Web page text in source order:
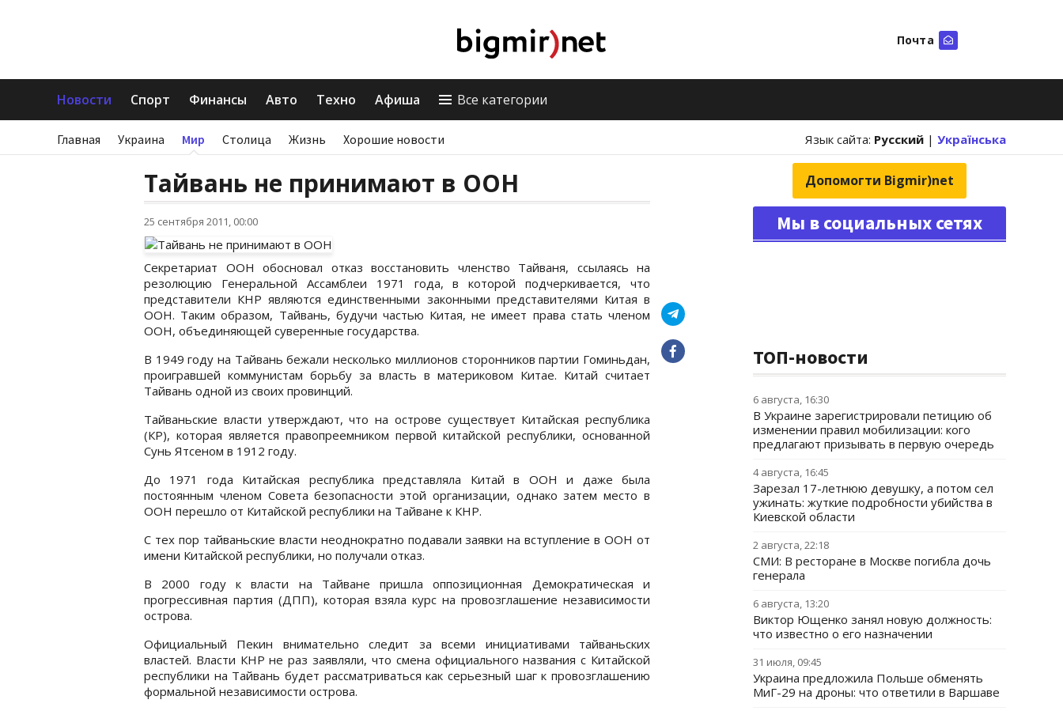
Почта
Новости Спорт Финансы Авто Техно Афиша Все категории
Главная Украина Мир Столица Жизнь Хорошие новости Язык сайта: Русский | Українська
Тайвань не принимают в ООН
25 сентября 2011, 00:00
Секретариат ООН обосновал отказ восстановить членство Тайваня, ссылаясь на
резолюцию Генеральной Ассамблеи 1971 года, в которой подчеркивается, что
представители КНР являются единственными законными представителями Китая в
ООН. Таким образом, Тайвань, будучи частью Китая, не имеет права стать членом
ООН, объединяющей суверенные государства.
В 1949 году на Тайвань бежали несколько миллионов сторонников партии Гоминьдан,
проигравшей коммунистам борьбу за власть в материковом Китае. Китай считает
Тайвань одной из своих провинций.
Тайваньские власти утверждают, что на острове существует Китайская республика
(КР), которая является правопреемником первой китайской республики, основанной
Сунь Ятсеном в 1912 году.
До 1971 года Китайская республика представляла Китай в ООН и даже была
постоянным членом Совета безопасности этой организации, однако затем место в
ООН перешло от Китайской республики на Тайване к КНР.
С тех пор тайваньские власти неоднократно подавали заявки на вступление в ООН от
имени Китайской республики, но получали отказ.
В 2000 году к власти на Тайване пришла оппозиционная Демократическая и
прогрессивная партия (ДПП), которая взяла курс на провозглашение независимости
острова.
Официальный Пекин внимательно следит за всеми инициативами тайваньских
властей. Власти КНР не раз заявляли, что смена официального названия с Китайской
республики на Тайвань будет рассматриваться как серьезный шаг к провозглашению
формальной независимости острова.
Допомогти Bigmir)net
Мы в социальных сетях
ТОП-новости
6 августа, 16:30
В Украине зарегистрировали петицию об
изменении правил мобилизации: кого
предлагают призывать в первую очередь
4 августа, 16:45
Зарезал 17-летнюю девушку, а потом сел
ужинать: жуткие подробности убийства в
Киевской области
2 августа, 22:18
СМИ: В ресторане в Москве погибла дочь
генерала
6 августа, 13:20
Виктор Ющенко занял новую должность:
что известно о его назначении
31 июля, 09:45
Украина предложила Польше обменять
МиГ-29 на дроны: что ответили в Варшаве